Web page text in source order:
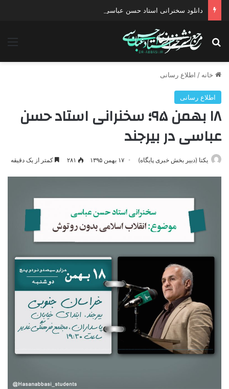
دانلود سخنرانی استاد حسن عباسی با موضوع چهار انتخاب ۱۴۰۰
جستجو برای
خانه / اطلاع رسانی
اطلاع رسانی
۱۸ بهمن ۹۵؛ سخنرانی استاد حسن
عباسی در بیرجند
یکتا (دبیر بخش خبری پایگاه) ۱۷ بهمن ۱۳۹۵ ۲۸۱ کمتر از یک دقیقه